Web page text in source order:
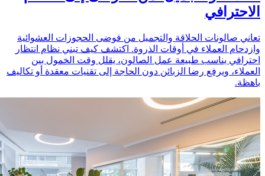
الاحترافي
تعاني صالونات الحلاقة والتجميل من فوضى الحجوزات العشوائية
وازدحام العملاء في أوقات الذروة. اكتشف كيف تبني نظام انتظار
احترافي يناسب طبيعة عمل الصالون، يقلل وقت الخمول بين
العملاء، ويرفع رضا الزبائن دون الحاجة إلى تقنيات معقدة أو تكاليف
باهظة.